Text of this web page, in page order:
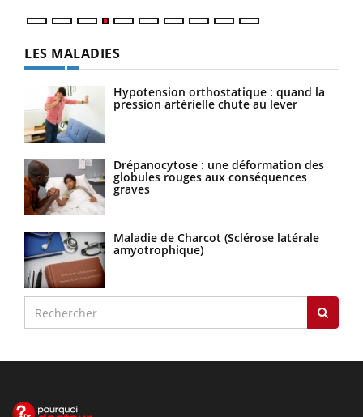
LES MALADIES
Hypotension orthostatique : quand la
pression artérielle chute au lever
Drépanocytose : une déformation des
globules rouges aux conséquences
graves
Maladie de Charcot (Sclérose latérale
amyotrophique)